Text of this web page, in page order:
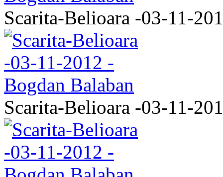
Scarita-Belioara -03-11-
Scarita-Belioara -03-11-